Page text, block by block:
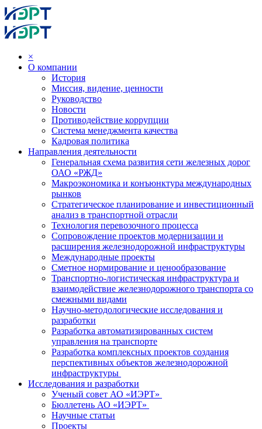
×
О компании
История
Миссия, видение, ценности
Руководство
Новости
Противодействие коррупции
Система менеджмента качества
Кадровая политика
Направления деятельности
Генеральная схема развития сети железных дорог
ОАО «РЖД»
Макроэкономика и конъюнктура международных
рынков
Стратегическое планирование и инвестиционный
анализ в транспортной отрасли
Технология перевозочного процесса
Сопровождение проектов модернизации и
расширения железнодорожной инфраструктуры
Международные проекты
Сметное нормирование и ценообразование
Транспортно-логистическая инфраструктура и
взаимодействие железнодорожного транспорта со
смежными видами
Научно-методологические исследования и
разработки
Разработка автоматизированных систем
управления на транспорте
Разработка комплексных проектов создания
перспективных объектов железнодорожной
инфраструктуры
Исследования и разработки
Ученый совет АО «ИЭРТ»
Бюллетень АО «ИЭРТ»
Научные статьи
Проекты